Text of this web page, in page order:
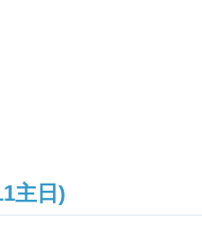
主日)